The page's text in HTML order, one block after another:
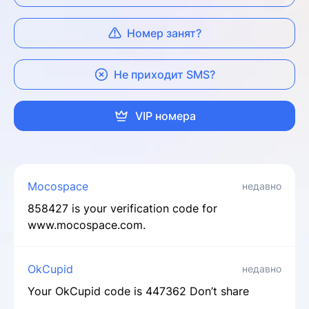
Номер занят?
Не приходит SMS?
VIP номера
Mocospace недавно
858427 is your verification code for
www.mocospace.com.
OkCupid недавно
Your OkCupid code is 447362 Don’t share